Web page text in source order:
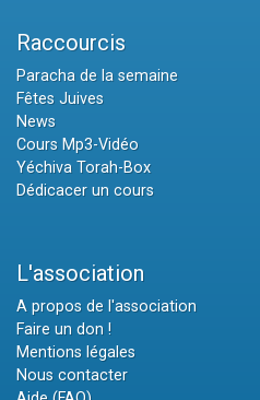
Raccourcis
Paracha de la semaine
Fêtes Juives
News
Cours Mp3-Vidéo
Yéchiva Torah-Box
Dédicacer un cours
L'association
A propos de l'association
Faire un don !
Mentions légales
Nous contacter